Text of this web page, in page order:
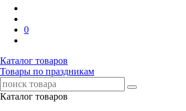
0
Каталог товаров
Товары по праздникам
Каталог товаров